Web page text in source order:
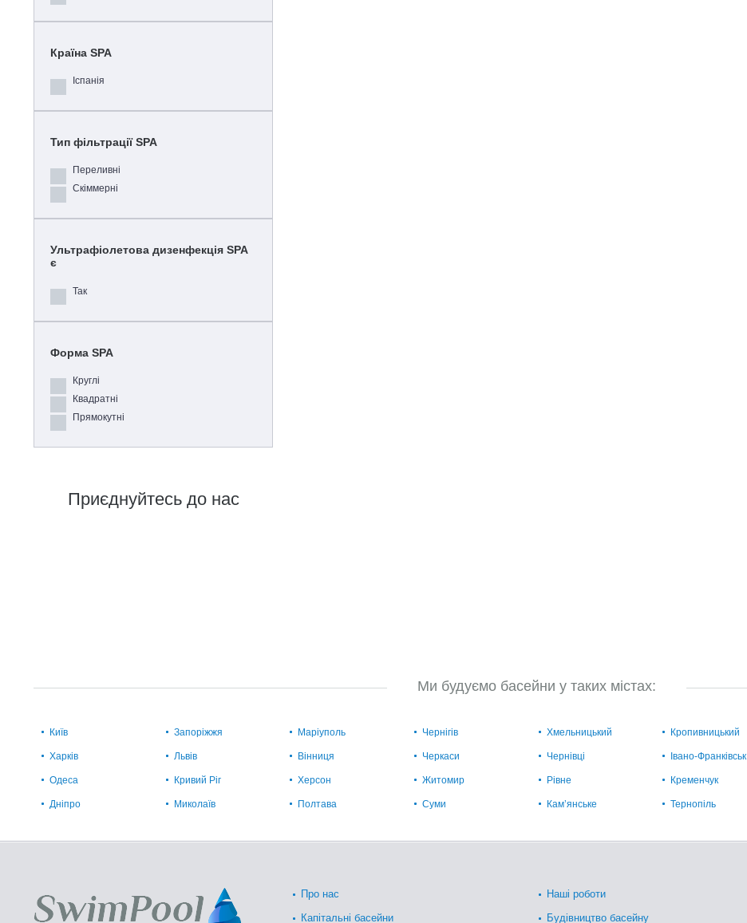
Країна SPA
Іспанія
Тип фільтрації SPA
Переливні
Скіммерні
Ультрафіолетова дизенфекція SPA
є
Так
Форма SPA
Круглі
Квадратні
Прямокутні
Приєднуйтесь до нас
Ми будуємо басейни у таких містах:
Київ
Харків
Одеса
Дніпро
Запоріжжя
Львів
Кривий Ріг
Миколаїв
Маріуполь
Вінниця
Херсон
Полтава
Чернігів
Черкаси
Житомир
Суми
Хмельницький
Чернівці
Рівне
Кам’янське
Кропивницький
Івано-Франківськ
Кременчук
Тернопіль
Про нас
Капітальні басейни
Наші роботи
Будівництво басейну